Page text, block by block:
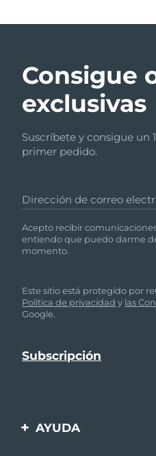
Consigue
exclusivas
Suscríbete y consigue un
primer pedido.
Dirección de correo
Acepto recibir
entiendo que puedo darme
momento.
Este sitio está protegido por
Política de privacidad y las
Google.
AYUDA